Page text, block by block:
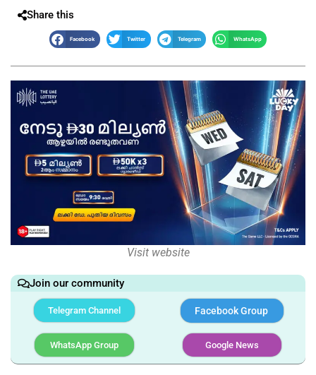
Share this
Facebook Twitter Telegram WhatsApp
Visit website
Join our community
Telegram Channel Facebook Group
WhatsApp Group Google News